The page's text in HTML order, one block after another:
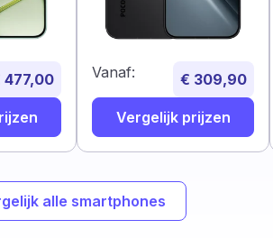
477,00 Vanaf: € 309,90
Vergelijk prijzen
alle smartphones